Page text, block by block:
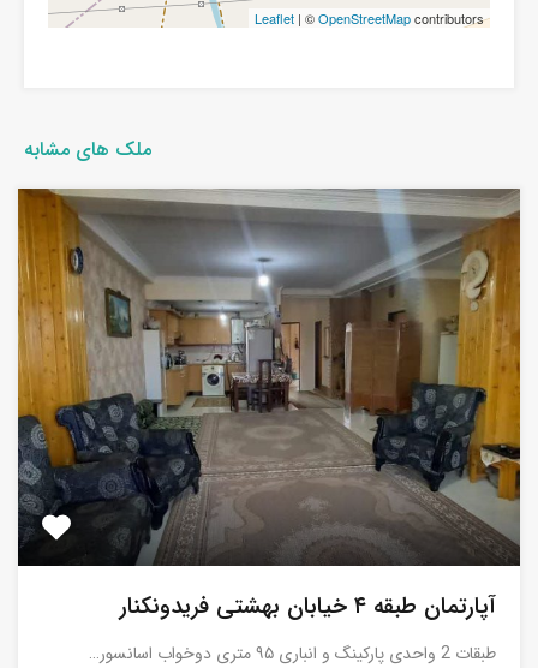
Leaflet | ©OpenStreetMapcontributors
ملک های مشابه
آپارتمان طبقه ۴ خیابان بهشتی فریدونکنار
طبقات 2 واحدی پارکینگ و انباری ۹۵ متری دوخواب اسانسور…